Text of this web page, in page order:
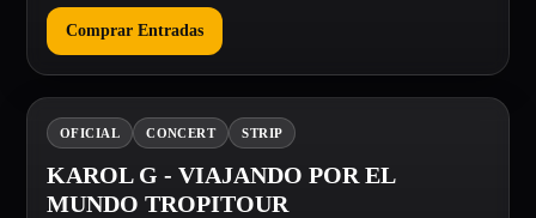
Comprar Entradas
OFICIAL CONCERT STRIP
KAROL G - VIAJANDO POR EL
MUNDO TROPITOUR